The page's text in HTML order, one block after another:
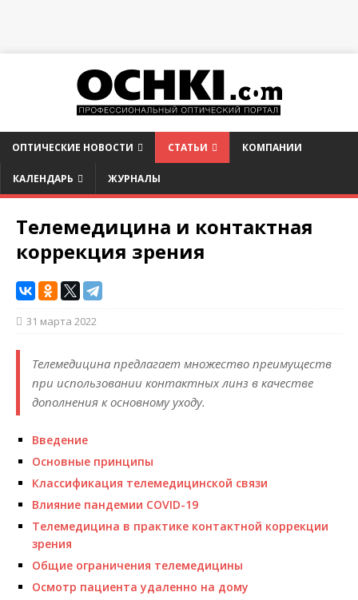
ОПТИЧЕСКИЕ НОВОСТИ СТАТЬИ КОМПАНИИ
КАЛЕНДАРЬ ЖУРНАЛЫ
Телемедицина и контактная
коррекция зрения
31 марта 2022
Телемедицина предлагает множество преимуществ
при использовании контактных линз в качестве
дополнения к основному уходу.
Введение
Основные принципы
Классификация телемедицинской связи
Влияние пандемии COVID-19
Телемедицина в практике контактной коррекции
зрения
Общие ограничения телемедицины
Осмотр пациента удаленно на дому